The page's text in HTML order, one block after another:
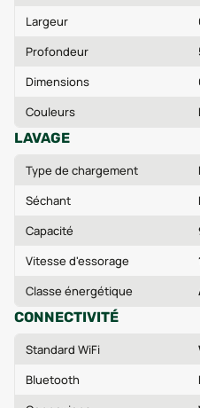
Largeur
Profondeur
Dimensions
Couleurs
LAVAGE
Type de chargement
Séchant
Capacité
Vitesse d'essorage
Classe énergétique
CONNECTIVITÉ
Standard WiFi
Bluetooth